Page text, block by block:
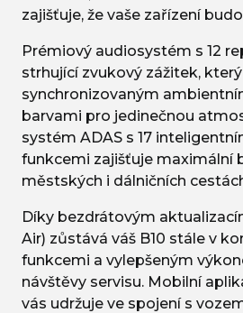
zajišťuje, že vaše zařízení
Prémiový audiosystém s 12
strhující zvukový zážitek,
synchronizovaným
barvami pro jedinečnou
systém ADAS s 17
funkcemi zajišťuje maximální
městských i dálničních
Díky bezdrátovým
Air) zůstává váš B10 stále v
funkcemi a vylepšeným
návštěvy servisu. Mobilní
vás udržuje ve spojení s